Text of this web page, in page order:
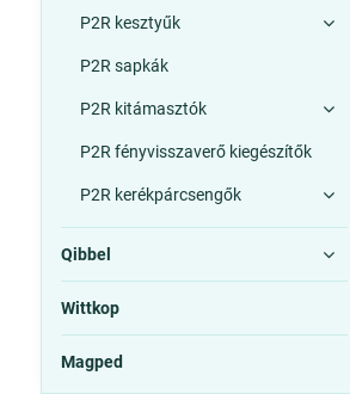
P2R kesztyűk
P2R sapkák
P2R kitámasztók
P2R fényvisszaverő kiegészítők
P2R kerékpárcsengők
Qibbel
Wittkop
Magped